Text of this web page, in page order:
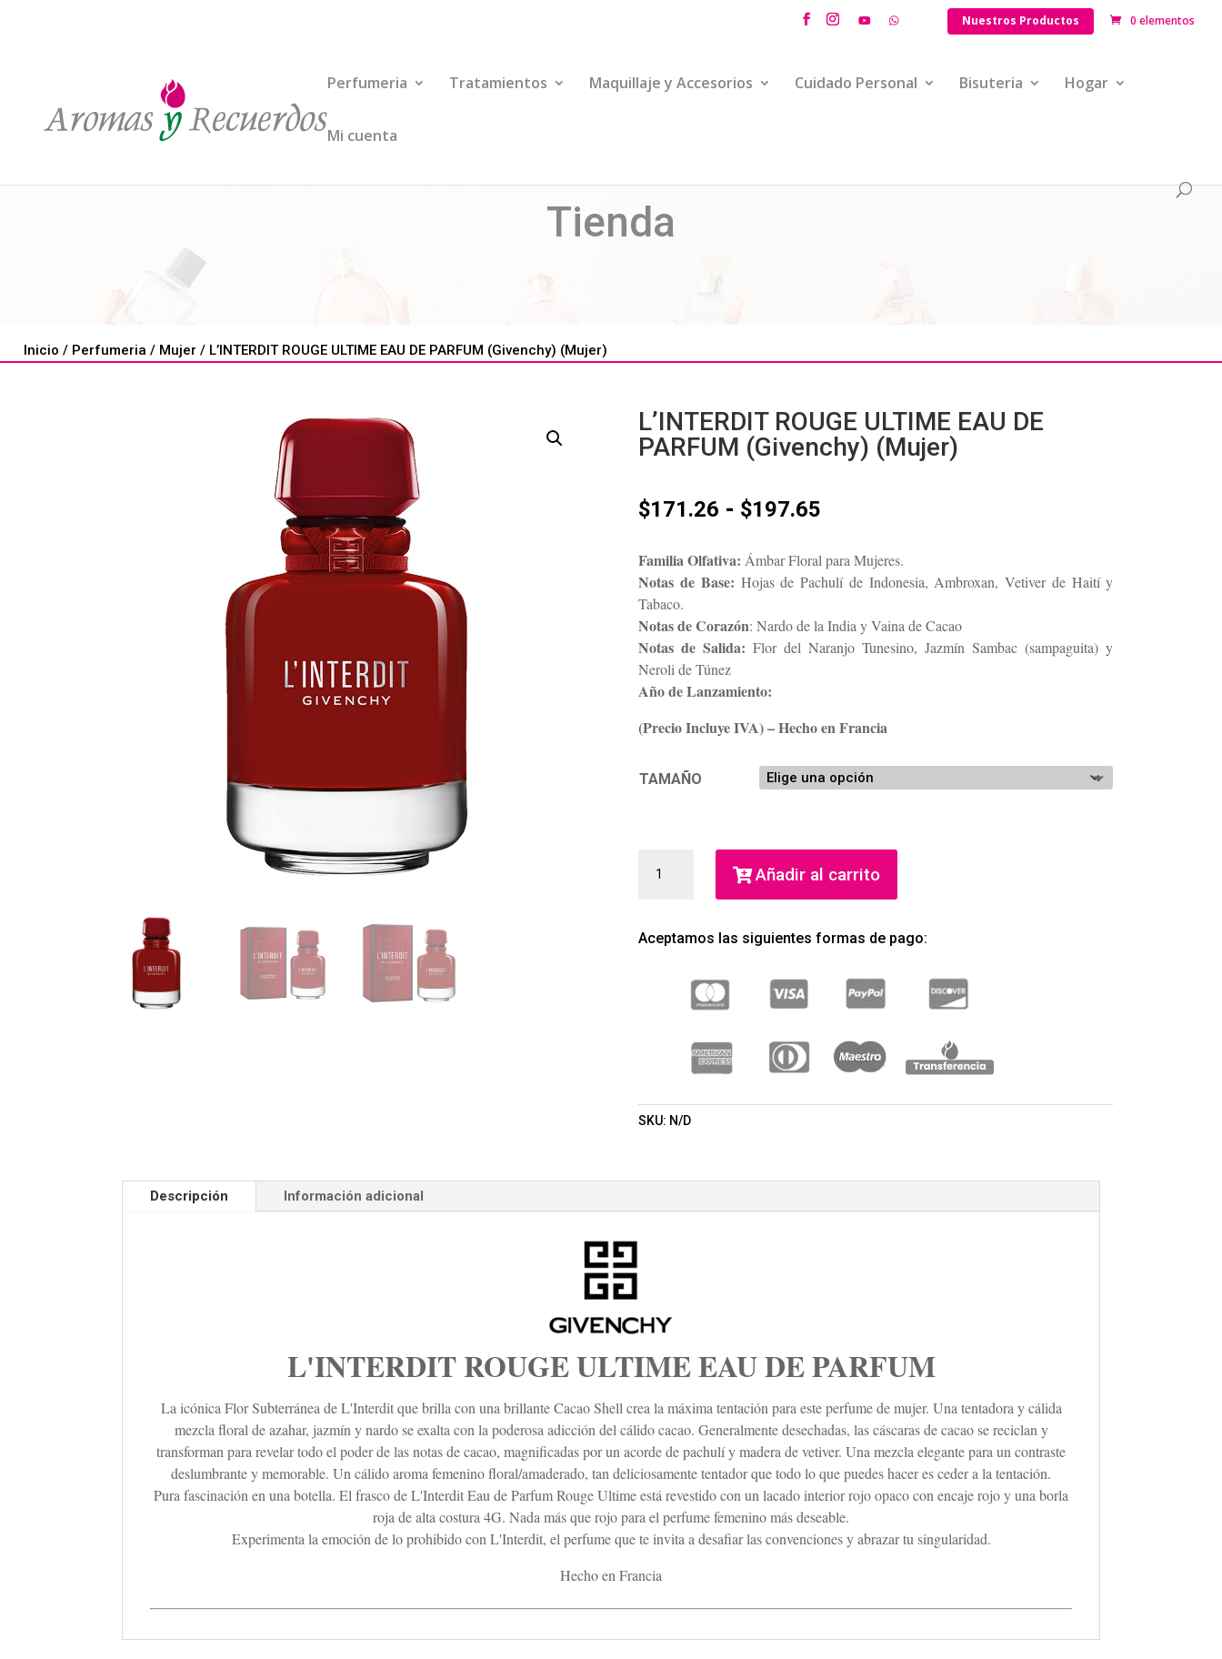
Nuestros Productos 0 elementos
Perfumeria Tratamientos Maquillaje y Accesorios Cuidado Personal Bisuteria Hogar
Mi cuenta
Tienda
Inicio / Perfumeria / Mujer / L’INTERDIT ROUGE ULTIME EAU DE PARFUM (Givenchy) (Mujer)
L’INTERDIT ROUGE ULTIME EAU DE
PARFUM (Givenchy) (Mujer)
$171.26 - $197.65
precios:
desde
$171.26
$197.65
Familia Olfativa: Ámbar Floral para Mujeres.
Notas de Base: Hojas de Pachulí de Indonesia, Ambroxan, Vetiver de Haití y
Tabaco.
Notas de Corazón: Nardo de la India y Vaina de Cacao
Notas de Salida: Flor del Naranjo Tunesino, Jazmín Sambac (sampaguita) y
Neroli de Túnez
Año de Lanzamiento:
(Precio Incluye IVA) – Hecho en Francia
TAMAÑO
ROUGE
DE
(GIVENCHY)
(MUJER)
Añadir al carrito
Aceptamos las siguientes formas de pago:
SKU: N/D
Descripción Información adicional
L'INTERDIT ROUGE ULTIME EAU DE PARFUM
La icónica Flor Subterránea de L'Interdit que brilla con una brillante Cacao Shell crea la máxima tentación para este perfume de mujer. Una tentadora y cálida
mezcla floral de azahar, jazmín y nardo se exalta con la poderosa adicción del cálido cacao. Generalmente desechadas, las cáscaras de cacao se reciclan y
transforman para revelar todo el poder de las notas de cacao, magnificadas por un acorde de pachulí y madera de vetiver. Una mezcla elegante para un contraste
deslumbrante y memorable. Un cálido aroma femenino floral/amaderado, tan deliciosamente tentador que todo lo que puedes hacer es ceder a la tentación.
Pura fascinación en una botella. El frasco de L'Interdit Eau de Parfum Rouge Ultime está revestido con un lacado interior rojo opaco con encaje rojo y una borla
roja de alta costura 4G. Nada más que rojo para el perfume femenino más deseable.
Experimenta la emoción de lo prohibido con L'Interdit, el perfume que te invita a desafiar las convenciones y abrazar tu singularidad.
Hecho en Francia